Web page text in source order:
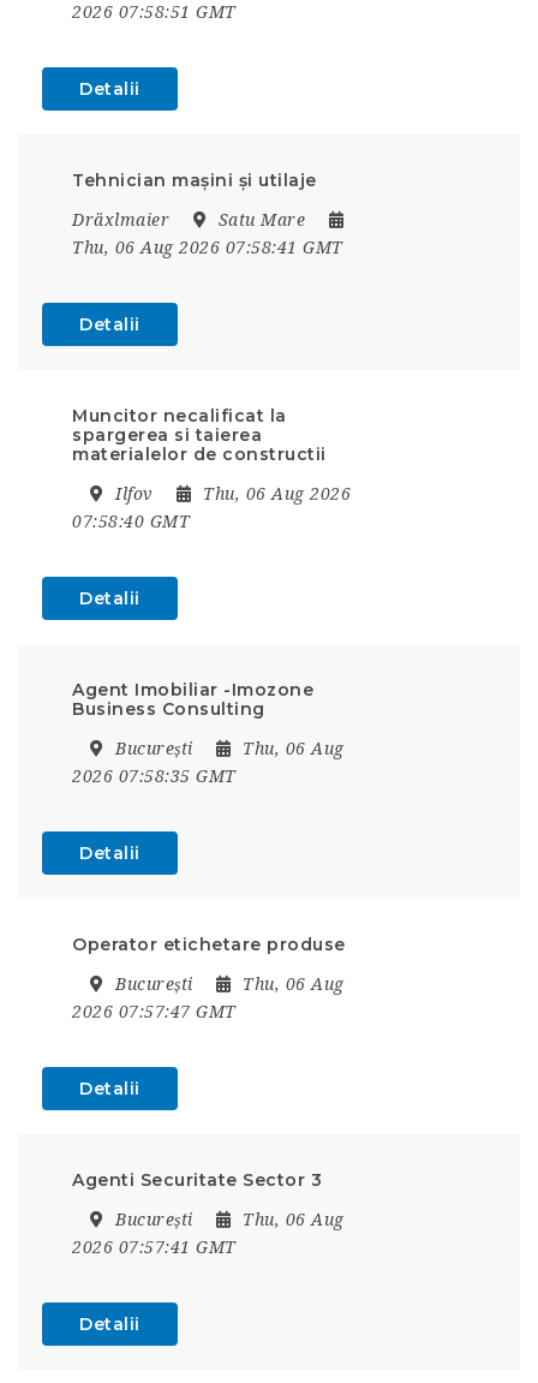
2026 07:58:51 GMT
Detalii
Tehnician mașini și utilaje
Dräxlmaier
Satu Mare
Thu, 06 Aug 2026 07:58:41 GMT
Detalii
Muncitor necalificat la
spargerea si taierea
materialelor de constructii
Ilfov
Thu, 06 Aug 2026
07:58:40 GMT
Detalii
Agent Imobiliar -Imozone
Business Consulting
București
Thu, 06 Aug
2026 07:58:35 GMT
Detalii
Operator etichetare produse
București
Thu, 06 Aug
2026 07:57:47 GMT
Detalii
Agenti Securitate Sector 3
București
Thu, 06 Aug
2026 07:57:41 GMT
Detalii